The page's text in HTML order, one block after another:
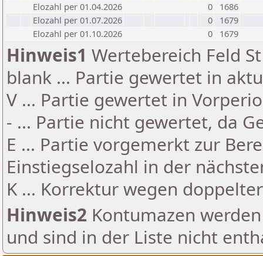
Elozahl per 01.04.2026
0
1686
Elozahl per 01.07.2026
0
1679
Elozahl per 01.10.2026
0 1679
Hinweis1 Wertebereich Feld
blank ... Partie gewertet in
V ... Partie gewertet in
- ... Partie nicht gewertet, da
E ... Partie vorgemerkt zur
Einstiegselozahl in der
K ... Korrektur wegen
Hinweis2 Kontumazen
und sind in der Liste nicht